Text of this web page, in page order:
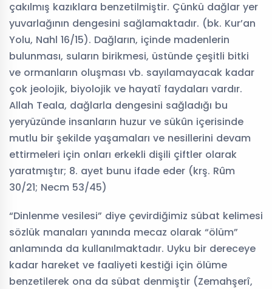
çakılmış kazıklara benzetilmiştir. Çünkü dağlar yer
yuvarlağının dengesini sağlamaktadır. (bk. Kur’an
Yolu, Nahl 16/15). Dağların, içinde madenlerin
bulunması, suların birikmesi, üstünde çeşitli bitki
ve ormanların oluşması vb. sayılamayacak kadar
çok jeolojik, biyolojik ve hayatî faydaları vardır.
Allah Teala, dağlarla dengesini sağladığı bu
yeryüzünde insanların huzur ve sükûn içerisinde
mutlu bir şekilde yaşamaları ve nesillerini devam
ettirmeleri için onları erkekli dişili çiftler olarak
yaratmıştır; 8. ayet bunu ifade eder (krş. Rûm
30/21; Necm 53/45)
“Dinlenme vesilesi” diye çevirdiğimiz sübat kelimesi
sözlük manaları yanında mecaz olarak “ölüm”
anlamında da kullanılmaktadır. Uyku bir dereceye
kadar hareket ve faaliyeti kestiği için ölüme
benzetilerek ona da sübat denmiştir (Zemahşerî,